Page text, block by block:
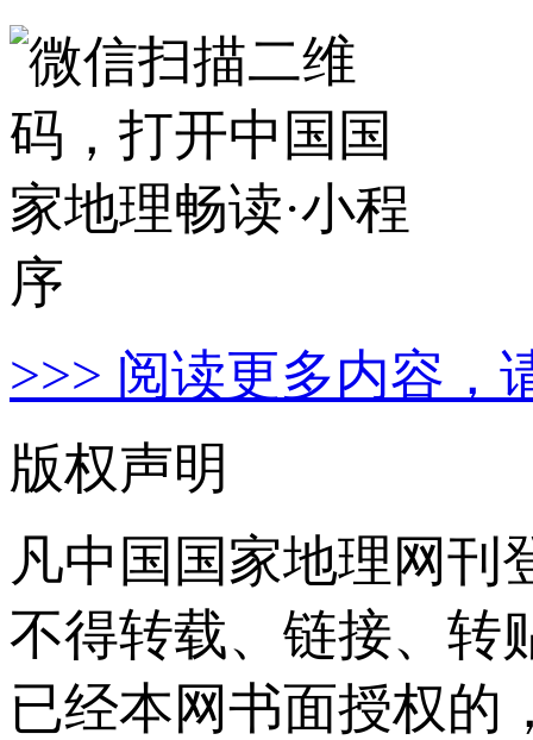
>>> 阅读更多内容，
版权声明
凡中国国家地理网刊
不得转载、链接、转
已经本网书面授权的